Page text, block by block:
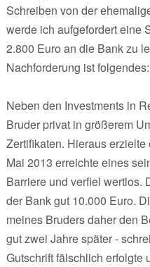
Schreiben von der
werde ich aufgefordert eine
2.800 Euro an die Bank zu
Nachforderung ist folgendes:
Neben den Investments in
Bruder privat in größerem
Zertifikaten. Hieraus
Mai 2013 erreichte eines
Barriere und verfiel wertlos.
der Bank gut 10.000 Euro.
meines Bruders daher den
gut zwei Jahre später -
Gutschrift fälschlich erfolgte